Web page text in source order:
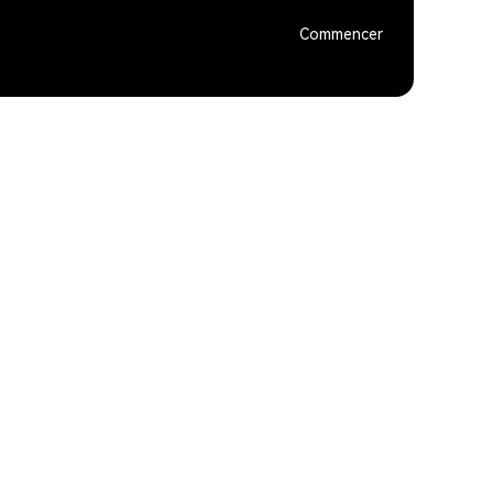
Commencer